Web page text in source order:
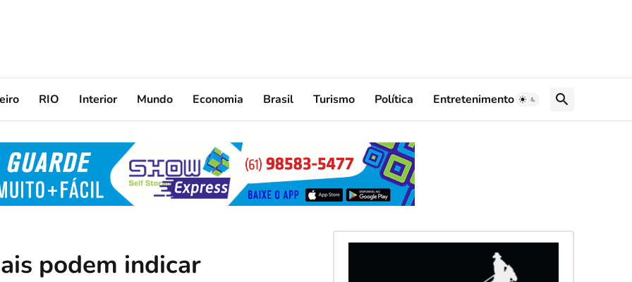
RIO Interior Mundo Economia Brasil Turismo Política Entretenimento
podem indicar